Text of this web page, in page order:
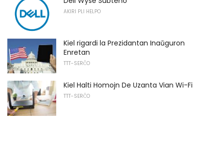
AKIRI PLI HELPO
Kiel rigardi la Prezidantan Inaŭguron
Enretan
TTT-SERĈO
Kiel Halti Homojn De Uzanta Vian Wi-Fi
TTT-SERĈO